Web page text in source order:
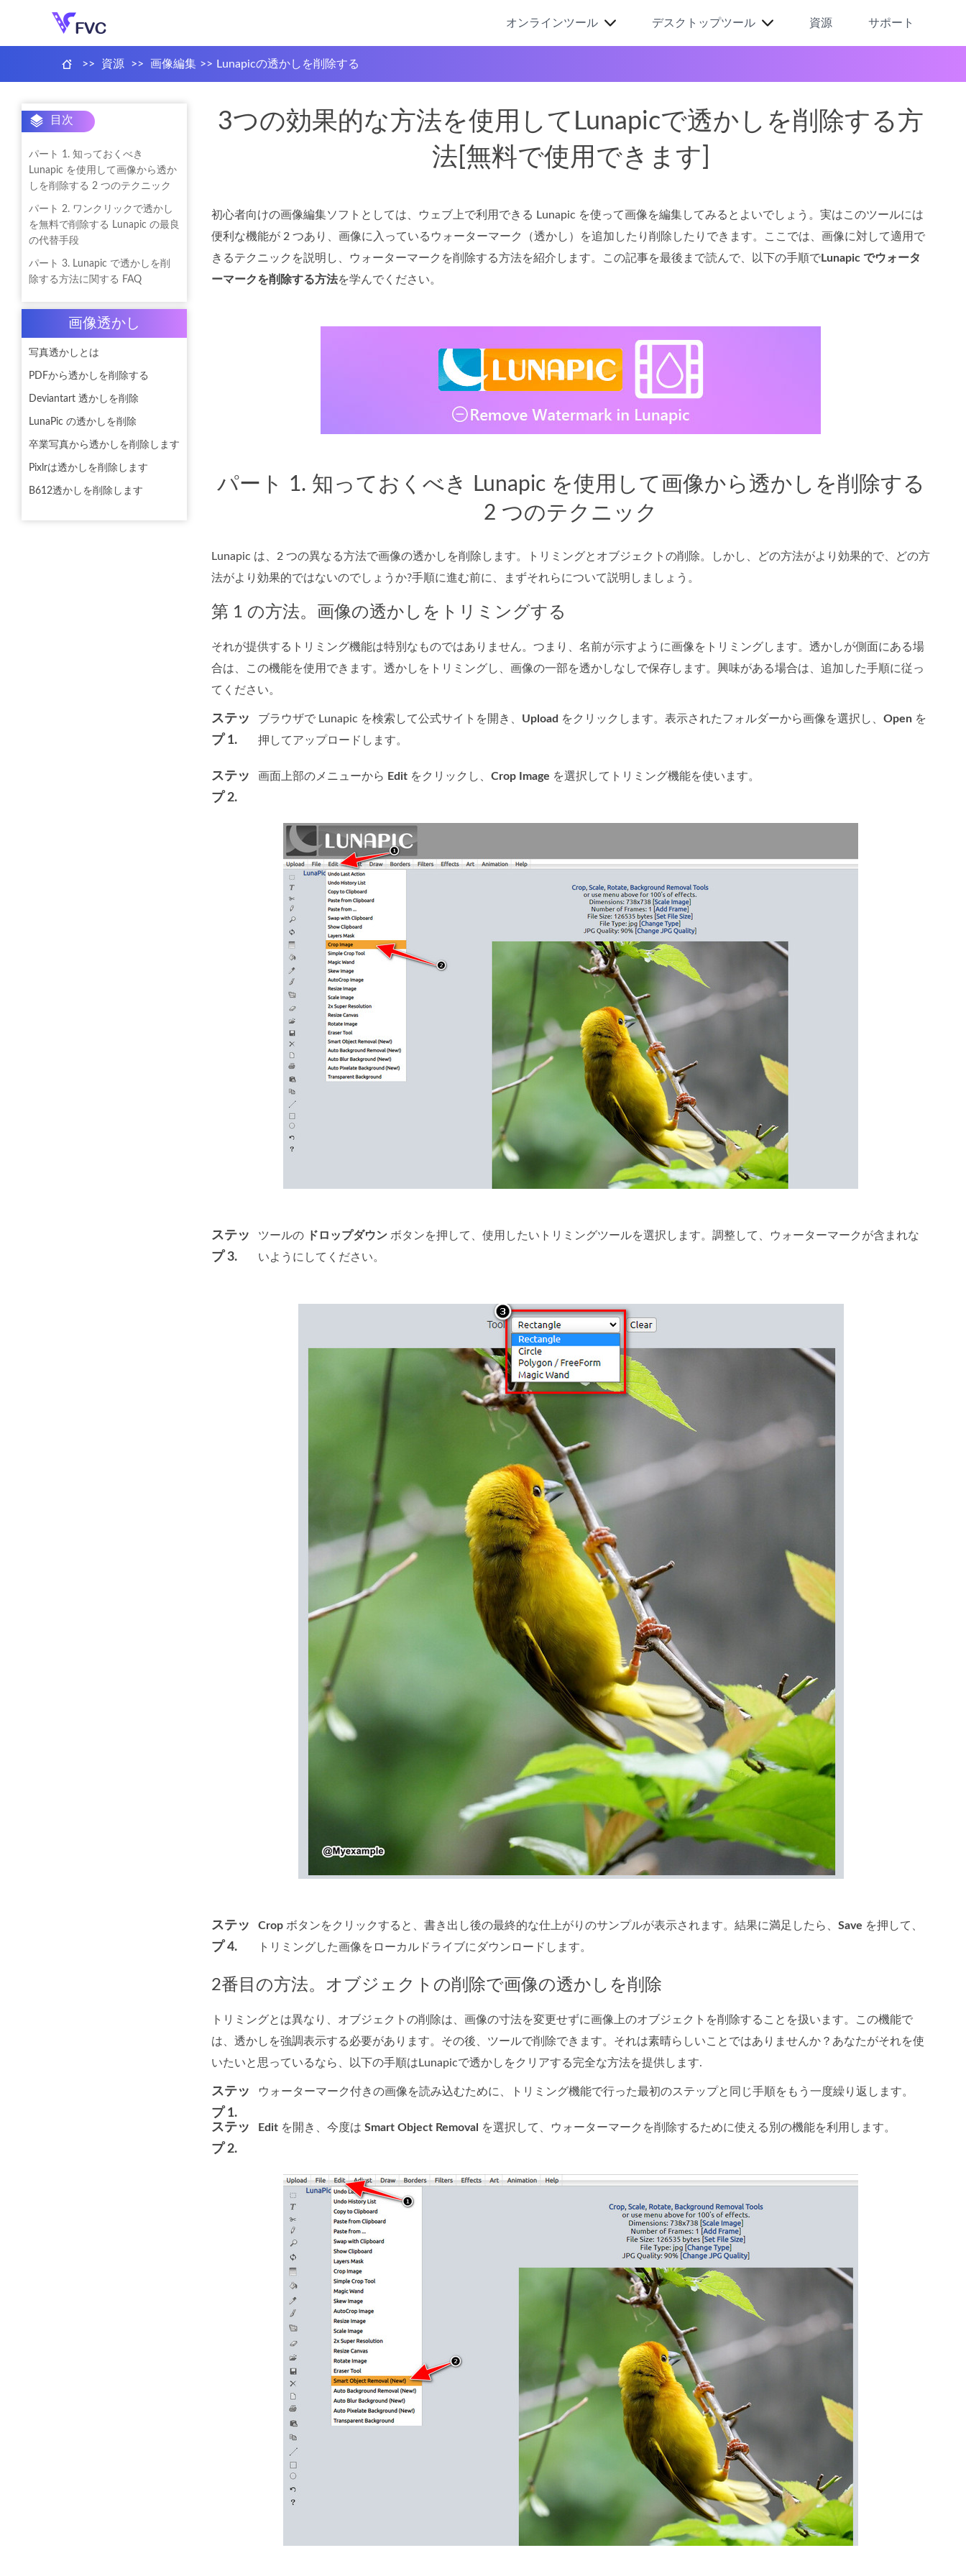
オンラインツール デスクトップツール 資源 サポート
>> 資源 >> 画像編集 >> Lunapicの透かしを削除する
目次
パート 1. 知っておくべき
Lunapic を使用して画像から透か
しを削除する 2 つのテクニック
パート 2. ワンクリックで透かし
を無料で削除する Lunapic の最良
の代替手段
パート 3. Lunapic で透かしを削
除する方法に関する FAQ
画像透かし
写真透かしとは
PDFから透かしを削除する
Deviantart 透かしを削除
LunaPic の透かしを削除
卒業写真から透かしを削除します
Pixlrは透かしを削除します
B612透かしを削除します
3つの効果的な方法を使用してLunapicで透かしを削除する方
法[無料で使用できます]
初心者向けの画像編集ソフトとしては、ウェブ上で利用できる Lunapic を使って画像を編集してみるとよいでしょう。実はこのツールには
便利な機能が 2 つあり、画像に入っているウォーターマーク（透かし）を追加したり削除したりできます。ここでは、画像に対して適用で
きるテクニックを説明し、ウォーターマークを削除する方法を紹介します。この記事を最後まで読んで、以下の手順でLunapic でウォータ
ーマークを削除する方法を学んでください。
パート 1. 知っておくべき Lunapic を使用して画像から透かしを削除する
2 つのテクニック
Lunapic は、2 つの異なる方法で画像の透かしを削除します。トリミングとオブジェクトの削除。しかし、どの方法がより効果的で、どの方
法がより効果的ではないのでしょうか?手順に進む前に、まずそれらについて説明しましょう。
第 1 の方法。画像の透かしをトリミングする
それが提供するトリミング機能は特別なものではありません。つまり、名前が示すように画像をトリミングします。透かしが側面にある場
合は、この機能を使用できます。透かしをトリミングし、画像の一部を透かしなしで保存します。興味がある場合は、追加した手順に従っ
てください。
ステッ
プ 1.
ブラウザで Lunapic を検索して公式サイトを開き、 Upload をクリックします。表示されたフォルダーから画像を選択し、 Open を
押してアップロードします。
ステッ
プ 2.
画面上部のメニューから Edit をクリックし、 Crop Image を選択してトリミング機能を使います。
ステッ
プ 3.
ツールの ドロップダウン ボタンを押して、使用したいトリミングツールを選択します。調整して、ウォーターマークが含まれな
いようにしてください。
ステッ
プ 4.
Crop ボタンをクリックすると、書き出し後の最終的な仕上がりのサンプルが表示されます。結果に満足したら、 Save を押して、
トリミングした画像をローカルドライブにダウンロードします。
2番目の方法。オブジェクトの削除で画像の透かしを削除
トリミングとは異なり、オブジェクトの削除は、画像の寸法を変更せずに画像上のオブジェクトを削除することを扱います。この機能で
は、透かしを強調表示する必要があります。その後、ツールで削除できます。それは素晴らしいことではありませんか？あなたがそれを使
いたいと思っているなら、以下の手順はLunapicで透かしをクリアする完全な方法を提供します.
ステッ
プ 1.
ウォーターマーク付きの画像を読み込むために、トリミング機能で行った最初のステップと同じ手順をもう一度繰り返します。
ステッ
プ 2.
Edit を開き、今度は Smart Object Removal を選択して、ウォーターマークを削除するために使える別の機能を利用します。